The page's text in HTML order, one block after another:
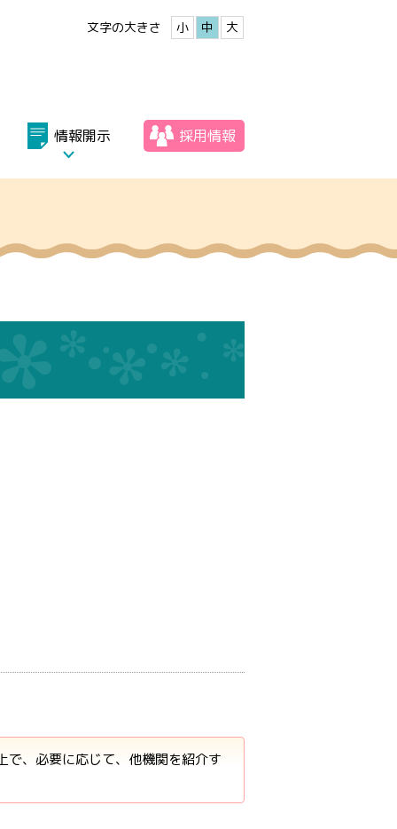
文字の大きさ 小 中 大
情報開示 採用情報
、必要に応じて、他機関を紹介す